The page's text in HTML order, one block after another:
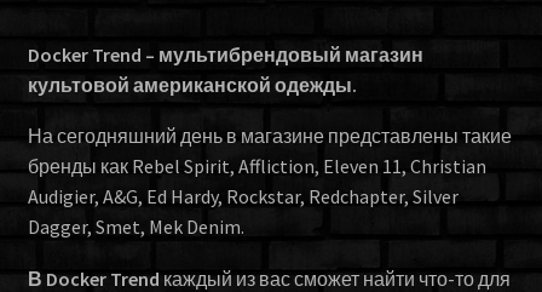
Docker Trend – мультибрендовый магазин
культовой американской одежды.
На сегодняшний день в магазине представлены такие
бренды как Rebel Spirit, Affliction, Eleven 11, Christian
Audigier, A&G, Ed Hardy, Rockstar, Redchapter, Silver
Dagger, Smet, Mek Denim.
В Docker Trend каждый из вас сможет найти что-то для